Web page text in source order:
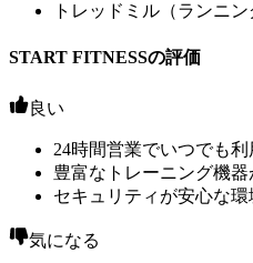
トレッドミル（ランニン
START FITNESSの評価
良い
24時間営業でいつでも
豊富なトレーニング機器
セキュリティが安心な環
気になる